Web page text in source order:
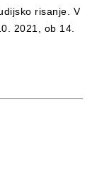
risanje. V
2021, ob 14.